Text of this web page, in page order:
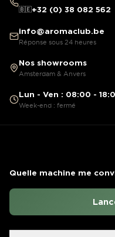
🇧🇪+32 (0) 38 082 562
info@aromaclub.be
Réponse sous 24 heures
Nos showrooms
Amsterdam & Anvers
Lun - Ven : 08:00 -
Week-end : fermé
Quelle machine me